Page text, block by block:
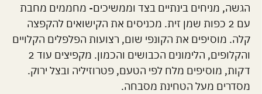
הגשה, מניחים בינתיים בצד וממשיכים- מחממים מחבת
עם 2 כפות שמן זית. מכניסים את הקישואים להקפצה
קלה. מוסיפים את הקונפי שום, רצועות הפלפלים הקלויים
והקלופים, הלימונים הכבושים והכמון. מקפיצים עוד 2
דקות, מוסיפים מלח לפי הטעם, פטרוזיליה ובצל ירוק.
מסדרים מעל הטחינת מסבחה.